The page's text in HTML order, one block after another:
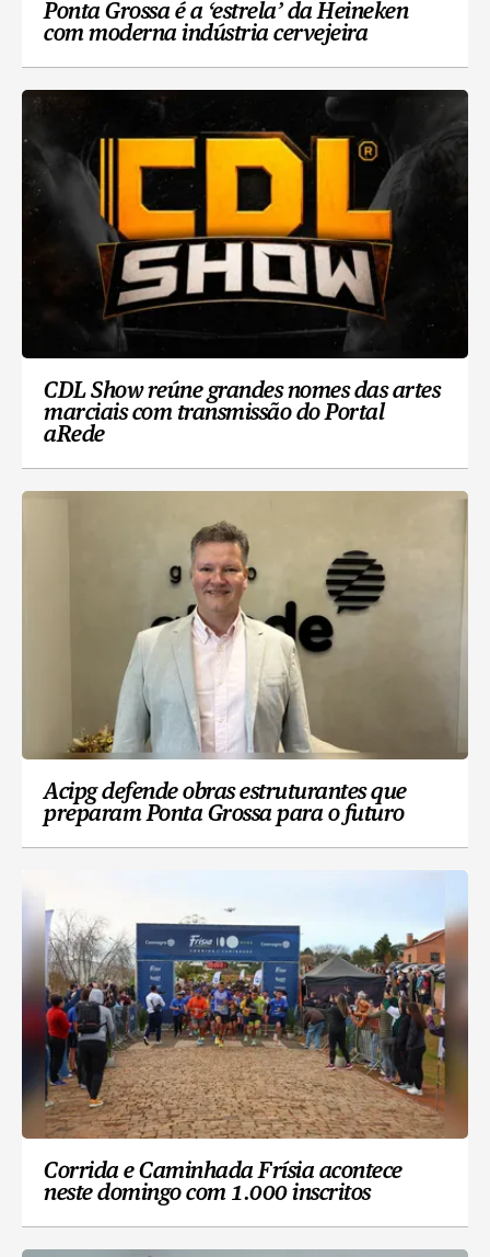
Ponta Grossa é a ‘estrela’ da Heineken
com moderna indústria cervejeira
CDL Show reúne grandes nomes das artes
marciais com transmissão do Portal
aRede
Acipg defende obras estruturantes que
preparam Ponta Grossa para o futuro
Corrida e Caminhada Frísia acontece
neste domingo com 1.000 inscritos